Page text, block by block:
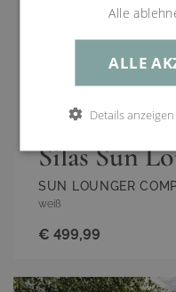
Silas Sun
SUN LOUNGER
weiß
€ 499,99
ALLE
Alle
Details anzeigen